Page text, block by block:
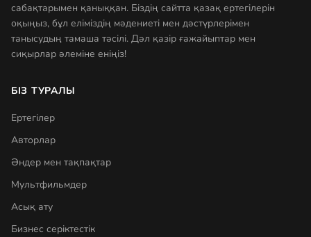
сабақтарымен қаныққан. Біздің сайтта қазақ ертегілерін
оқыңыз, бұл еліміздің мәдениеті мен дәстүрлерімен
танысудың тамаша тәсілі. Дәл қазір ғажайыптар мен
сиқырлар әлеміне еніңіз!
БІЗ ТУРАЛЫ
Ертегілер
Авторлар
Әндер мен тақпақтар
Мультфильмдер
Асық ату
Бизнес серіктестік